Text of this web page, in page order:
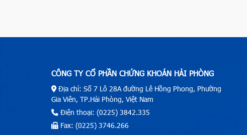
CÔNG TY CỔ PHẦN CHỨNG KHOÁN HẢI PHÒNG
Địa chỉ: Số 7 Lô 28A đường Lê Hồng Phong, Phường
Gia Viên, TP.Hải Phòng, Việt Nam
Điện thoại: (0225) 3842.335
Fax: (0225) 3746.266